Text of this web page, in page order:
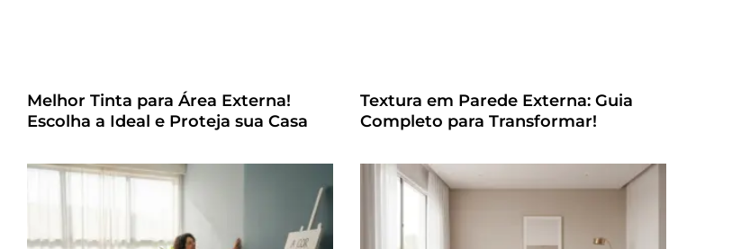
Melhor Tinta para Área Externa!
Escolha a Ideal e Proteja sua Casa
Textura em Parede Externa: Guia
Completo para Transformar!